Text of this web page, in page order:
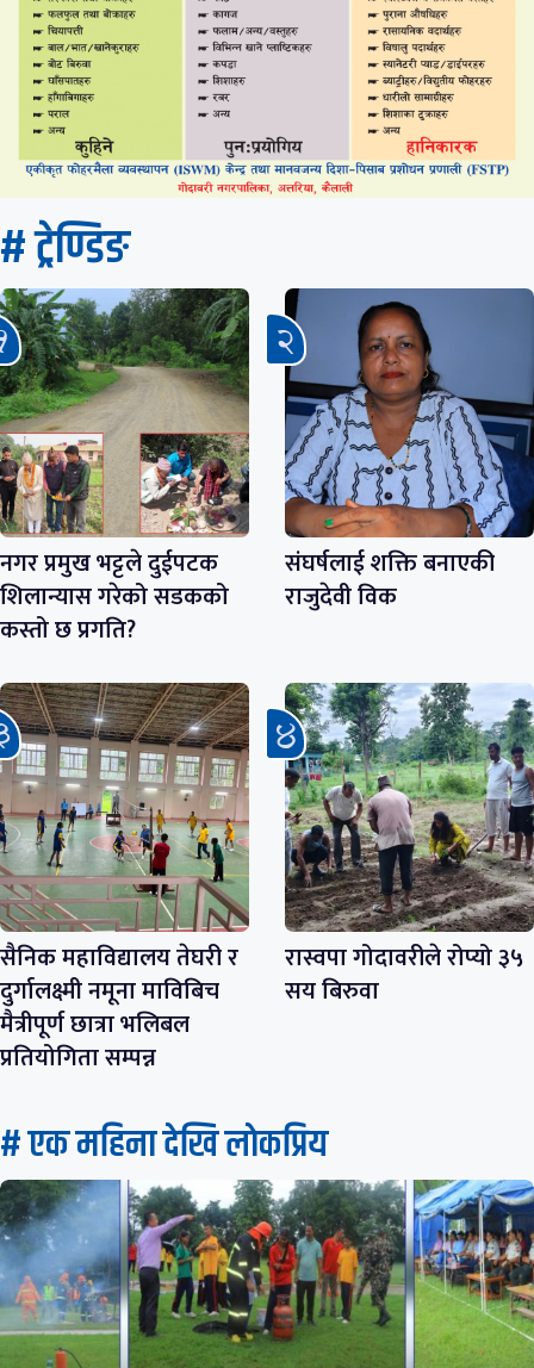
# ट्रेण्डिङ
नगर प्रमुख भट्टले दुईपटक
शिलान्यास गरेको सडकको
कस्तो छ प्रगति?
संघर्षलाई शक्ति बनाएकी
राजुदेवी विक
सैनिक महाविद्यालय तेघरी र
दुर्गालक्ष्मी नमूना माविबिच
मैत्रीपूर्ण छात्रा भलिबल
प्रतियोगिता सम्पन्न
रास्वपा गोदावरीले रोप्यो ३५
सय बिरुवा
# एक महिना देखि लाेकप्रिय